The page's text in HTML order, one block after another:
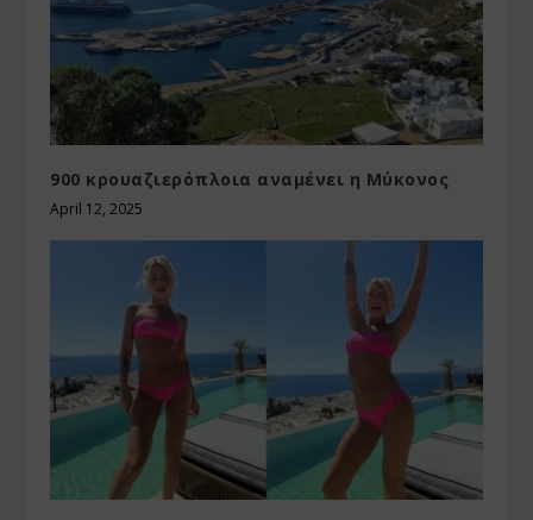
900 κρουαζιερόπλοια αναμένει η Μύκονος
April 12, 2025